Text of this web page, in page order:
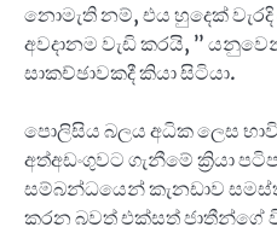
නොමැති නම්, එය හුදෙක්
අවදානම වැඩි කරයි, ”
සාකච්ඡාවකදී කියා සිටියා.
පොලිසිය බලය අධික ලෙස
අත්අඩංගුවට ගැනීමේ ක්‍රියා
සම්බන්ධයෙන් කැනඩාව
කරන බවත් එක්සත් ජාතීන්ගේ